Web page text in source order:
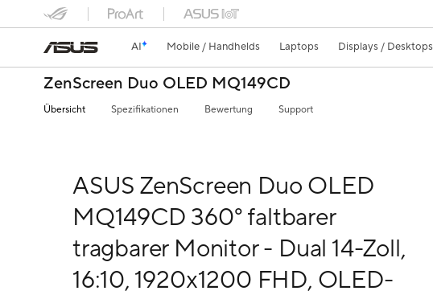
AI Mobile / Handhelds Laptops Displays / Desktops
ZenScreen Duo OLED MQ149CD
Übersicht Spezifikationen Bewertung Support
ASUS ZenScreen Duo OLED
MQ149CD 360° faltbarer
tragbarer Monitor - Dual 14-Zoll,
16:10, 1920x1200 FHD, OLED-